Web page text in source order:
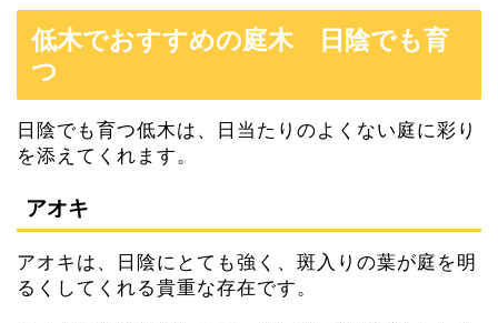
低木でおすすめの庭木 日陰でも育
つ
日陰でも育つ低木は、日当たりのよくない庭に彩り
を添えてくれます。
アオキ
アオキは、日陰にとても強く、斑入りの葉が庭を明
るくしてくれる貴重な存在です。